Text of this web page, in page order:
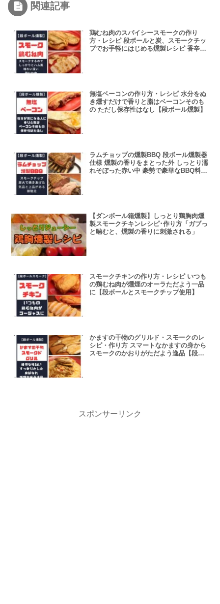
関連記事
鶏むね肉のスパイシースモークの作り
方・レシピ 段ボールと炭、スモークチッ
プでお手軽にはじめる燻製レシピ 香辛料
無塩ベーコンの作り方・レシピ 水分をぬ
き燻すだけで香りと脂はベーコンそのも
の ただし保存性はなし【段ボール燻製】
ラムチョップの燻製BBQ 段ボール燻製器
仕様 燻製の香りをまとった外 しっとり濡
れそぼった赤い中 豪勢で豪華なBBQ料理
【ダンボール箱燻製】しっとり鶏胸肉燻
製スモークチキンレシピ･作り方「ガブっ
と噛むと、燻製の香りに刺激される」
スモークチキンの作り方・レシピ いつも
の鶏むね肉が燻煙のオーラただよう一品
に【段ボールとスモークチップ使用】
かますの干物のグリルド・スモークのレ
シピ・作り方 スマートなかますの身から
スモークのかおりがただよう逸品【段ボ
スポンサーリンク